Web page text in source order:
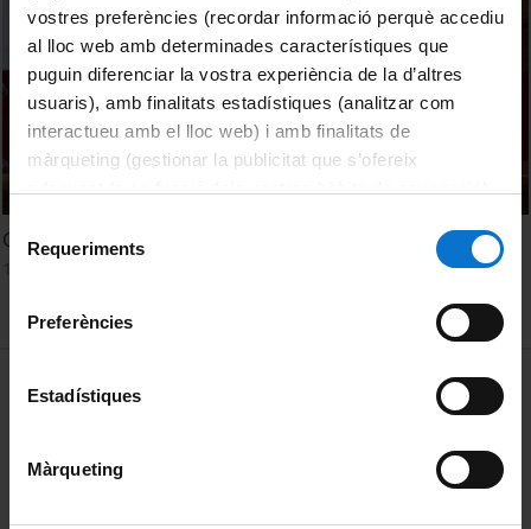
vostres preferències (recordar informació perquè accediu
al lloc web amb determinades característiques que
puguin diferenciar la vostra experiència de la d’altres
usuaris), amb finalitats estadístiques (analitzar com
interactueu amb el lloc web) i amb finalitats de
màrqueting (gestionar la publicitat que s’ofereix
consultar laPolítica de galetes del lloc web de la
de Requeriments
Preferències
Estadístiques
Màrqueting
Cloenda de la jornada Let’s UB!
MENÚ PEU 1
Política de Cookies
Privacidad y términos